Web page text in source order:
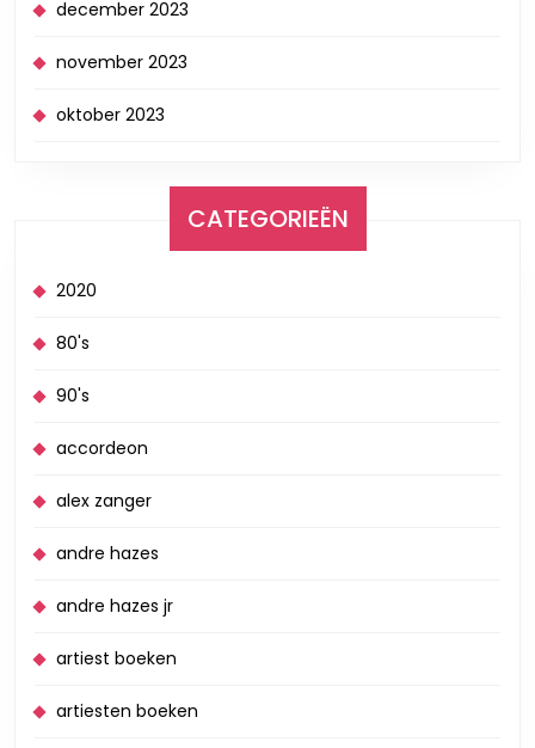
december 2023
november 2023
oktober 2023
CATEGORIEËN
2020
80's
90's
accordeon
alex zanger
andre hazes
andre hazes jr
artiest boeken
artiesten boeken